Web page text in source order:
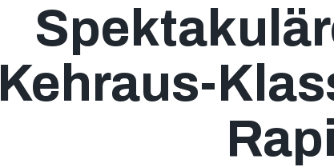
Kehraus-